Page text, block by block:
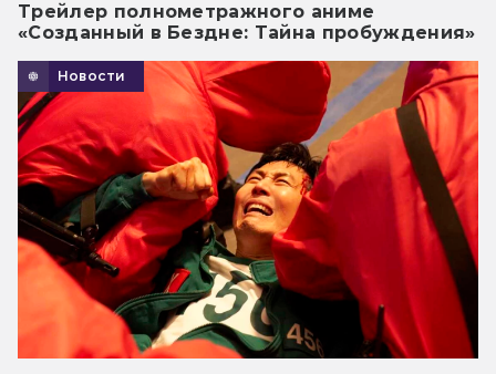
Трейлер полнометражного аниме
«Созданный в Бездне: Тайна пробуждения»
Новости